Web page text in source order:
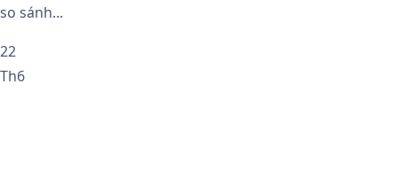
so sánh...
22
Th6